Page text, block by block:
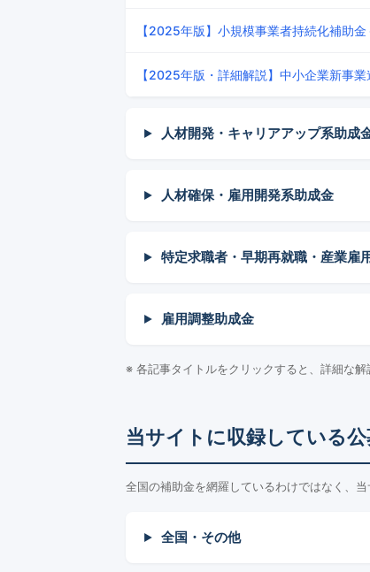
【2025年版】小規模事業者持続化補助
【2025年版・詳細解説】中小企業新事
人材開発・キャリアアップ系助成
人材確保・雇用開発系助成金
特定求職者・早期再就職・産業雇
雇用調整助成金
※ 各記事タイトルをクリックすると、詳細な解
当サイトに収録している
全国の補助金を網羅しているわけではなく、
全国・その他